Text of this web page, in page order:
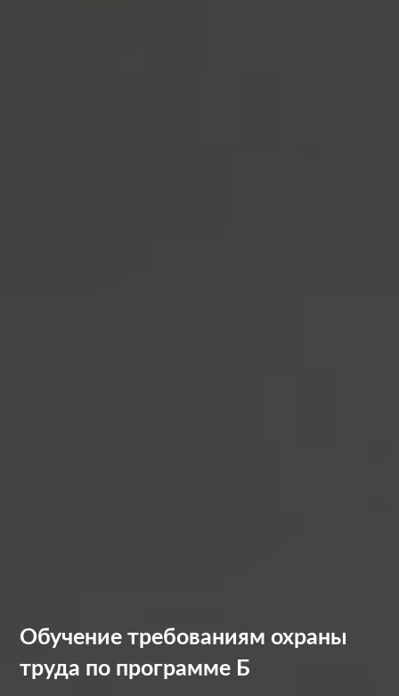
Обучение требованиям охраны
труда по программе Б